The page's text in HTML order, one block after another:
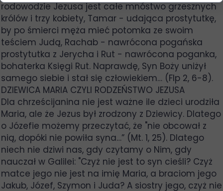
rodowodzie Jezusa jest całe mnóstwo grzesznych
królów i trzy kobiety, Tamar - udająca prostytutkę,
by po śmierci męża mieć potomka ze swoim
teściem Judą, Rachab - nawrócona pogańska
prostytutka z Jerycha i Rut - nawrócona poganka,
bohaterka Księgi Rut. Naprawdę, Syn Boży uniżył
samego siebie i stał się człowiekiem… (Flp 2, 6-8).
DZIEWICA MARIA CZYLI RODZEŃSTWO JEZUSA
Dla chrześcijanina nie jest ważne ile dzieci urodziła
Maria, ale że Jezus był zrodzony z Dziewicy. Dlatego
o Józefie możemy przeczytać, że "nie obcował z
nią, dopóki nie powiła syna…” (Mt. 1, 25). Dlatego
niech nie dziwi nas, gdy czytamy o Nim, gdy
nauczał w Galilei: "Czyż nie jest to syn cieśli? Czyż
matce jego nie jest na imię Maria, a braciom jego
Jakub, Józef, Szymon i Juda? A siostry jego, czyż nie